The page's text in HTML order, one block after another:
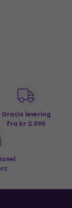
Gratis levering
fra kr 2.590